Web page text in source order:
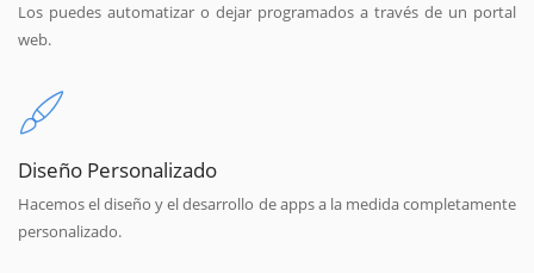
Los puedes automatizar o dejar programados a través de un portal
web.
Diseño Personalizado
Hacemos el diseño y el desarrollo de apps a la medida completamente
personalizado.